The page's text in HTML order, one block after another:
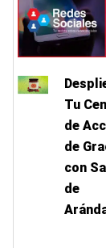
Tu
de
de
con
de